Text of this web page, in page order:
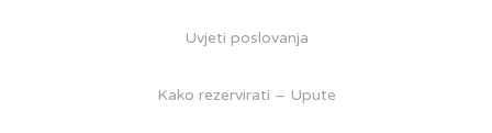
Uvjeti poslovanja
Kako rezervirati – Upute